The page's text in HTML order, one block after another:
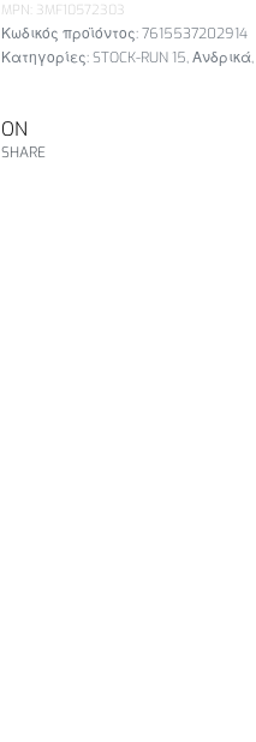
MPN: 3MF10572303
7615537202914
Κατηγορίες:STOCK-RUN 15,Ανδρικά,
ON
SHARE